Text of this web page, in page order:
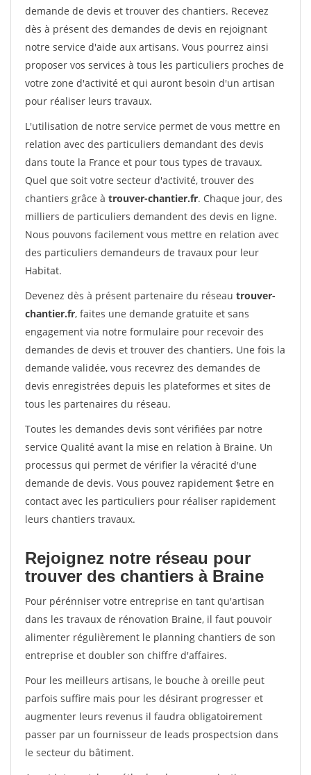
demande de devis et trouver des chantiers. Recevez
dès à présent des demandes de devis en rejoignant
notre service d'aide aux artisans. Vous pourrez ainsi
proposer vos services à tous les particuliers proches de
votre zone d'activité et qui auront besoin d'un artisan
pour réaliser leurs travaux.
L'utilisation de notre service permet de vous mettre en
relation avec des particuliers demandant des devis
dans toute la France et pour tous types de travaux.
Quel que soit votre secteur d'activité, trouver des
chantiers grâce à trouver-chantier.fr. Chaque jour, des
milliers de particuliers demandent des devis en ligne.
Nous pouvons facilement vous mettre en relation avec
des particuliers demandeurs de travaux pour leur
Habitat.
Devenez dès à présent partenaire du réseau trouver-
chantier.fr, faites une demande gratuite et sans
engagement via notre formulaire pour recevoir des
demandes de devis et trouver des chantiers. Une fois la
demande validée, vous recevrez des demandes de
devis enregistrées depuis les plateformes et sites de
tous les partenaires du réseau.
Toutes les demandes devis sont vérifiées par notre
service Qualité avant la mise en relation à Braine. Un
processus qui permet de vérifier la véracité d'une
demande de devis. Vous pouvez rapidement $etre en
contact avec les particuliers pour réaliser rapidement
leurs chantiers travaux.
Rejoignez notre réseau pour
trouver des chantiers à Braine
Pour pérénniser votre entreprise en tant qu'artisan
dans les travaux de rénovation Braine, il faut pouvoir
alimenter régulièrement le planning chantiers de son
entreprise et doubler son chiffre d'affaires.
Pour les meilleurs artisans, le bouche à oreille peut
parfois suffire mais pour les désirant progresser et
augmenter leurs revenus il faudra obligatoirement
passer par un fournisseur de leads prospectsion dans
le secteur du bâtiment.